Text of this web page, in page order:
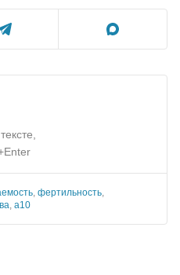
фертильность
а10